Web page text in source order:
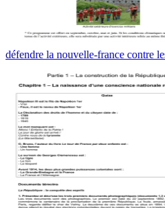
défendre la nouvelle-france contre